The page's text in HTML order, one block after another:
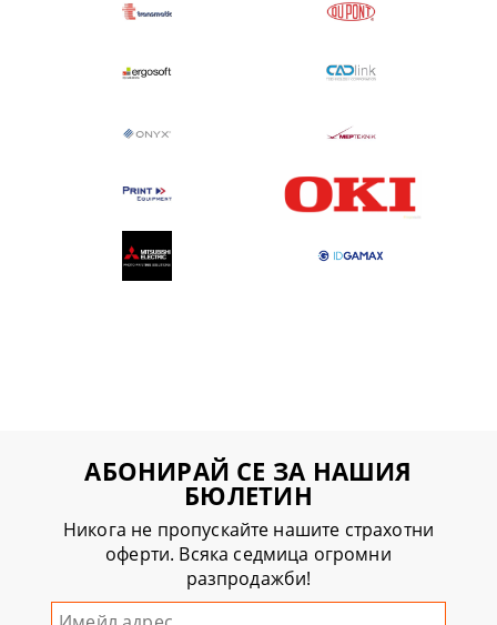
АБОНИРАЙ СЕ ЗА НАШИЯ
БЮЛЕТИН
Никога не пропускайте нашите страхотни
оферти. Всяка седмица огромни
разпродажби!